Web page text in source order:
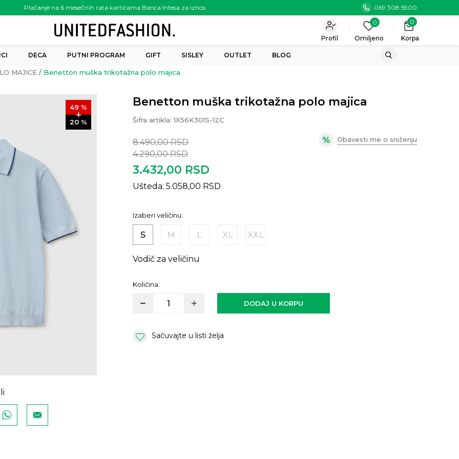
Plaćanje na 6 mesečnih rata karticama Banca Intesa za iznos
preko 6.000.00 rsd
069 308 5900
Korpa
0
0
Omiljeno
Profil
DECA PUTNI PROGRAM GIFT SISLEY OUTLET BLOG
MAJICE Benetton muška trikotažna polo majica
49 %
20 %
Benetton muška trikotažna polo majica
Šifra artikla:1X56K301S-12C
8.490,00 RSD
4.290,00 RSD
3.432,00 RSD
Ušteda: 5.058,00 RSD
Obavesti me o sniženju
Izaberi veličinu:
S M L XL XXL
Vodič za veličinu
Količina:
DODAJ U KORPU
Sačuvajte u listi želja